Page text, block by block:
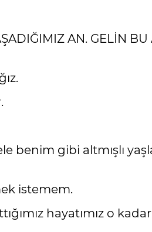
AN. GELİN
benim gibi altmışlı
istemem.
hayatımız o